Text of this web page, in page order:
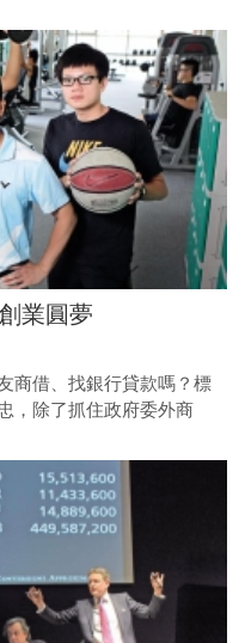
如何看穿那些業務員沒
業圓夢
商借、找銀行貸款嗎？標
，除了抓住政府委外商